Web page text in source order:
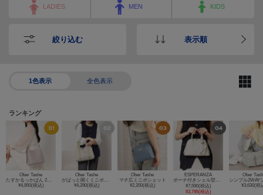
LADIES MEN KIDS
絞り込む 表示順
1色表示 全色表示
ランキング
Ober Tashe
¥4,950(税込)
Ober Tashe
¥4,290(税込)
Ober Tashe
マチ広ミニポシェット
¥2,200(税込)
ESPERANZA
¥7,590(税込)
¥3,795(税込)
Ober
¥3,630(税